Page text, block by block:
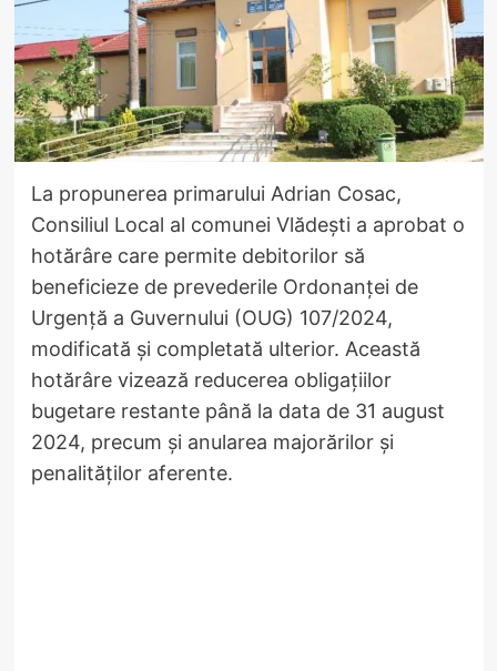
La propunerea primarului Adrian Cosac,
Consiliul Local al comunei Vlădești a aprobat o
hotărâre care permite debitorilor să
beneficieze de prevederile Ordonanței de
Urgență a Guvernului (OUG) 107/2024,
modificată și completată ulterior. Această
hotărâre vizează reducerea obligațiilor
bugetare restante până la data de 31 august
2024, precum și anularea majorărilor și
penalităților aferente.